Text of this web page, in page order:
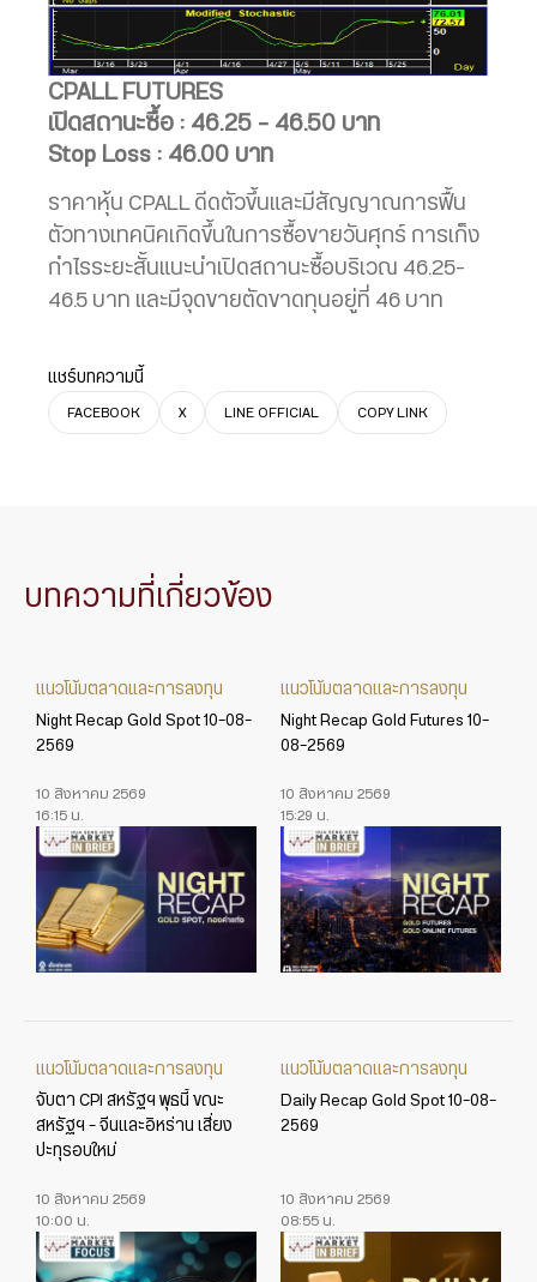
CPALL FUTURES
เปิดสถานะซื้อ : 46.25 – 46.50 บาท
Stop Loss : 46.00 บาท
ราคาหุ้น CPALL ดีดตัวขึ้นและมีสัญญาณการฟื้น
ตัวทางเทคนิคเกิดขึ้นในการซื้อขายวันศุกร์ การเก็ง
กำไรระยะสั้นแนะนำเปิดสถานะซื้อบริเวณ 46.25-
46.5 บาท และมีจุดขายตัดขาดทุนอยู่ที่ 46 บาท
แชร์บทความนี้
FACEBOOK X LINE OFFICIAL COPY LINK
บทความที่เกี่ยวข้อง
แนวโน้มตลาดและการลงทุน
Night Recap Gold Spot 10-08-
2569
10 สิงหาคม 2569
16:15 น.
แนวโน้มตลาดและการลงทุน
Night Recap Gold Futures 10-
08-2569
10 สิงหาคม 2569
15:29 น.
แนวโน้มตลาดและการลงทุน
จับตา CPI สหรัฐฯ พุธนี้ ขณะ
สหรัฐฯ – จีนและอิหร่าน เสี่ยง
ปะทุรอบใหม่
10 สิงหาคม 2569
10:00 น.
แนวโน้มตลาดและการลงทุน
Daily Recap Gold Spot 10-08-
2569
10 สิงหาคม 2569
08:55 น.